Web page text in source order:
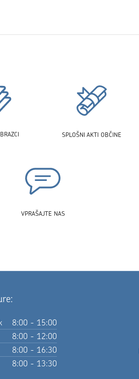
SPLOŠNI AKTI OBČINE
VPRAŠAJTE NAS
8:00 - 15:00
8:00 - 12:00
8:00 - 16:30
8:00 - 13:30